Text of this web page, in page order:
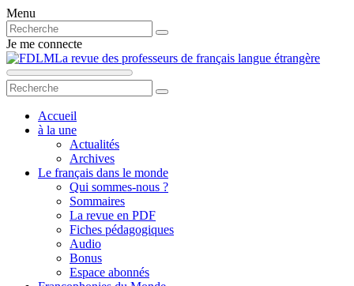
Menu
Je me connecte
La revue des professeurs de français langue étrangère
Accueil
à la une
Actualités
Archives
Le français dans le monde
Qui sommes-nous ?
Sommaires
La revue en PDF
Fiches pédagogiques
Audio
Bonus
Espace abonnés